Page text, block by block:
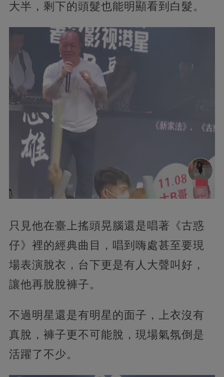
大半，剩下的頭髮也能明顯看到白髮。
只見他在臺上搖頭晃腦還是唱著《古惑
仔》裡的經典曲目，唱到嗨處甚至要現
場表演脫衣，台下更是有人大聲叫好，
讓他再脫脫褲子。
不過明星還是有明星的面子，上衣沒有
真脫，褲子更不可能脫，現場氣氛倒是
活躍了不少。